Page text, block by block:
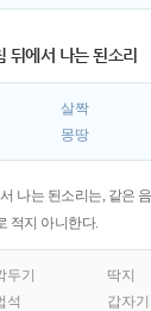
뒤에서 나는 된소리
살짝
몽땅
서 나는 된소리는, 같은
적지 아니한다.
두기 딱지
석 갑자기